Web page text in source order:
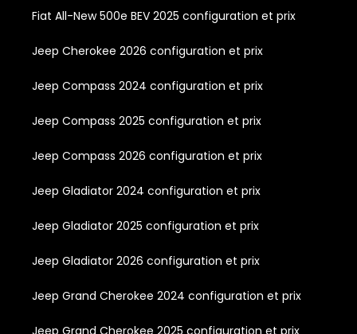
Fiat All-New 500e BEV 2025 configuration et prix
Jeep Cherokee 2026 configuration et prix
Jeep Compass 2024 configuration et prix
Jeep Compass 2025 configuration et prix
Jeep Compass 2026 configuration et prix
Jeep Gladiator 2024 configuration et prix
Jeep Gladiator 2025 configuration et prix
Jeep Gladiator 2026 configuration et prix
Jeep Grand Cherokee 2024 configuration et prix